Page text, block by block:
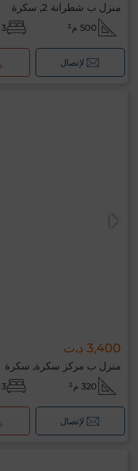
منزل ب شطرانة 2, سكرة
500 م² 3 غرف
لإتصال
3,400 د.ت
منزل ب مركز سكرة, سكرة
320 م² 3 غرف
لإتصال